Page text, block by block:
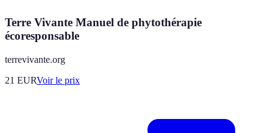
Terre Vivante Manuel de phytothérapie
écoresponsable
terrevivante.org
21 EURVoir le prix